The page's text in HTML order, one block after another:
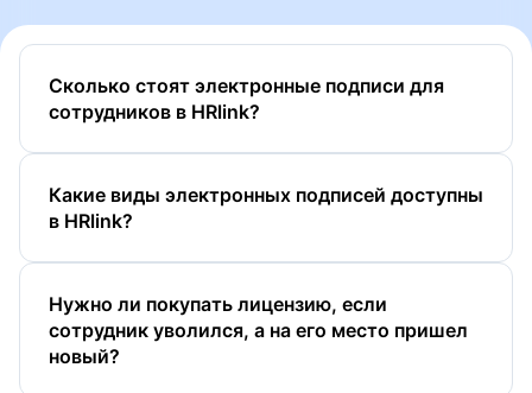
Сколько стоят электронные подписи для
сотрудников в HRlink?
Какие виды электронных подписей доступны
в HRlink?
Нужно ли покупать лицензию, если
сотрудник уволился, а на его место пришел
новый?